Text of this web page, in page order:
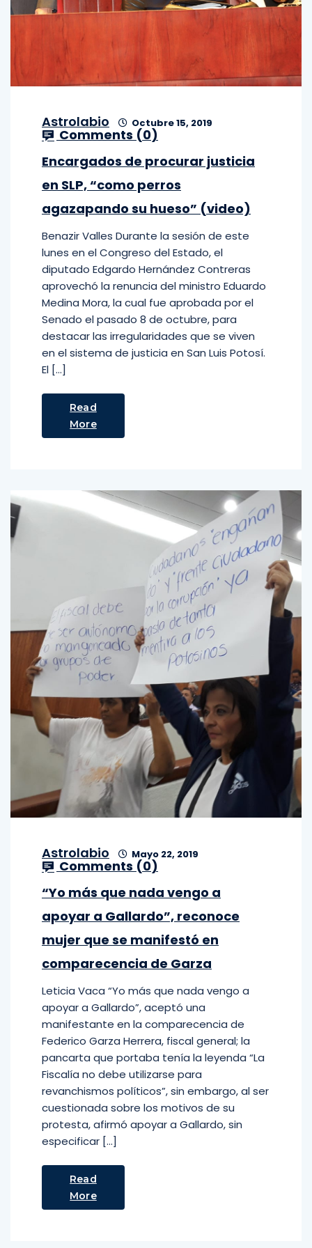
Astrolabio Octubre 15, 2019
Comments (0)
Encargados de procurar justicia
en SLP, “como perros
agazapando su hueso” (video)
Benazir Valles Durante la sesión de este
lunes en el Congreso del Estado, el
diputado Edgardo Hernández Contreras
aprovechó la renuncia del ministro Eduardo
Medina Mora, la cual fue aprobada por el
Senado el pasado 8 de octubre, para
destacar las irregularidades que se viven
en el sistema de justicia en San Luis Potosí.
El […]
Read
More
Astrolabio Mayo 22, 2019
Comments (0)
“Yo más que nada vengo a
apoyar a Gallardo”, reconoce
mujer que se manifestó en
comparecencia de Garza
Leticia Vaca “Yo más que nada vengo a
apoyar a Gallardo”, aceptó una
manifestante en la comparecencia de
Federico Garza Herrera, fiscal general; la
pancarta que portaba tenía la leyenda “La
Fiscalía no debe utilizarse para
revanchismos políticos”, sin embargo, al ser
cuestionada sobre los motivos de su
protesta, afirmó apoyar a Gallardo, sin
especificar […]
Read
More